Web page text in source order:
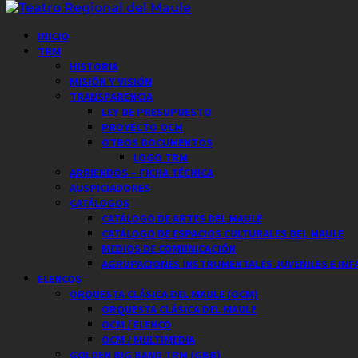
Saltar
contenido
Menú
principal
INICIO
TRM
HISTORIA
MISIÓN Y VISIÓN
TRANSPARENCIA
LEY DE PRESUPUESTO
PROYECTO OCM
OTROS DOCUMENTOS
LOGO TRM
ARRIENDOS – FICHA TÉCNICA
AUSPICIADORES
CATÁLOGOS
CATÁLOGO DE ARTES DEL MAULE
CATÁLOGO DE ESPACIOS CULTURALES DEL MAULE
MEDIOS DE COMUNICACIÓN
AGRUPACIONES INSTRUMENTALES JUVENILES E
ELENCOS
ORQUESTA CLÁSICA DEL MAULE (OCM)
ORQUESTA CLÁSICA DEL MAULE
OCM / ELENCO
OCM / MULTIMEDIA
GOLDEN BIG BAND TRM (GBB)